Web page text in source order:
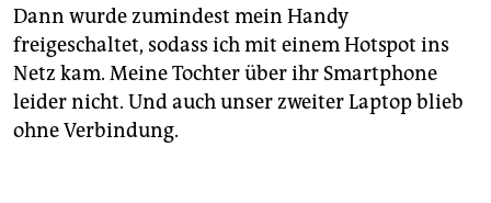
Dann wurde zumindest mein Handy
freigeschaltet, sodass ich mit einem Hotspot ins
Netz kam. Meine Tochter über ihr Smartphone
leider nicht. Und auch unser zweiter Laptop blieb
ohne Verbindung.